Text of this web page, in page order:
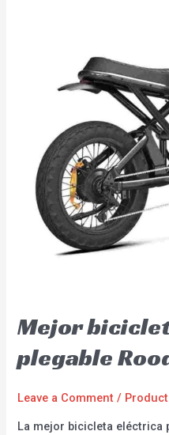
Mejor
plegable
Leave a Comment /
La mejor bicicleta eléctrica